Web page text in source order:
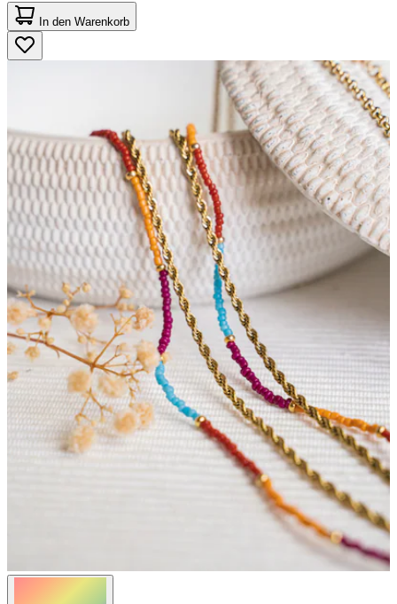
von
5
Sternen.
8
In den Warenkorb